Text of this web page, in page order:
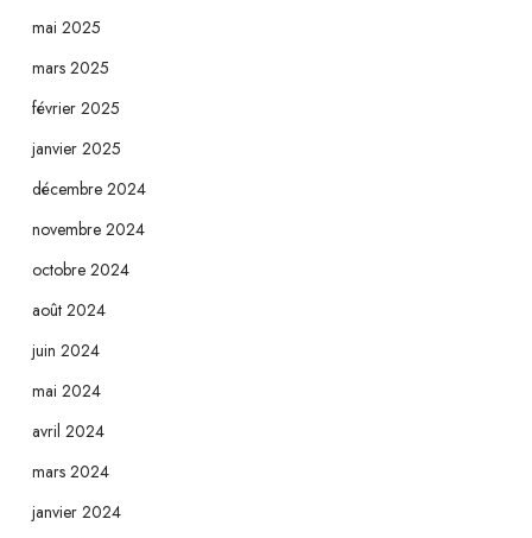
mai 2025
mars 2025
février 2025
janvier 2025
décembre 2024
novembre 2024
octobre 2024
août 2024
juin 2024
mai 2024
avril 2024
mars 2024
janvier 2024